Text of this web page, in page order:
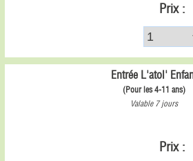
Prix :
Entrée L'atol'
(Pour les 4-11 ans)
Valable 7 jours
Prix :